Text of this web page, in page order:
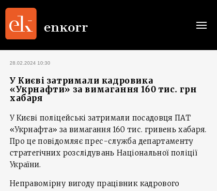
28.02.2024 10:30
У Києві затримали кадровика
«Укрнафти» за вимагання 160 тис. грн
хабаря
У Києві поліцейські затримали посадовця ПАТ
«Укрнафта» за вимагання 160 тис. гривень хабаря.
Про це повідомляє прес-служба департаменту
стратегічних розслідувань Національної поліції
України.
Неправомірну вигоду працівник кадрового